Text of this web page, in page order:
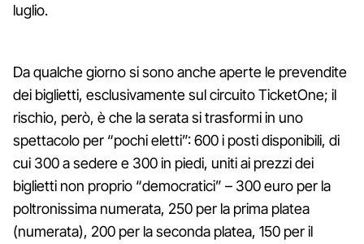
luglio.
Da qualche giorno si sono anche aperte le prevendite
dei biglietti, esclusivamente sul circuito TicketOne; il
rischio, però, è che la serata si trasformi in uno
spettacolo per “pochi eletti”: 600 i posti disponibili, di
cui 300 a sedere e 300 in piedi, uniti ai prezzi dei
biglietti non proprio “democratici” – 300 euro per la
poltronissima numerata, 250 per la prima platea
(numerata), 200 per la seconda platea, 150 per il